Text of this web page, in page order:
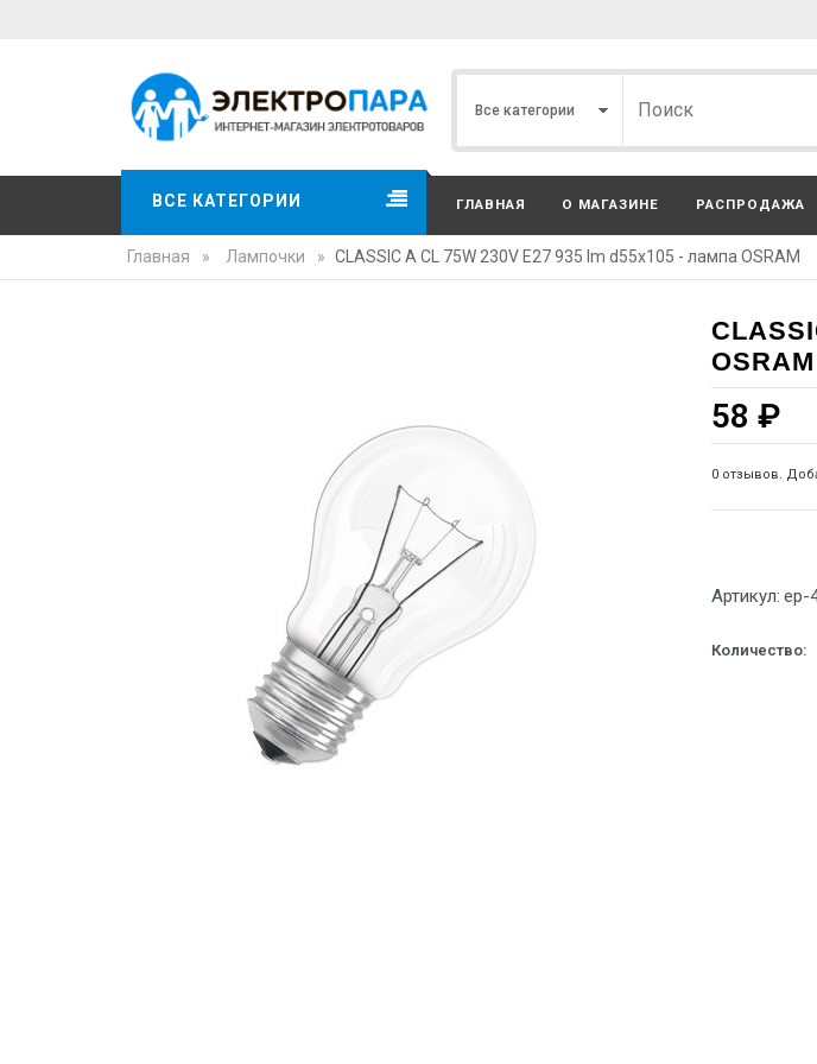
ВСЕ КАТЕГОРИИ ГЛАВНАЯ О МАГАЗИНЕ РАСПРОДАЖА
Главная » Лампочки » CLASSIC A CL 75W 230V E27 935 lm d55x105 - лампа OSRAM
OSRAM
58 ₽
0 отзывов.
Артикул: ep-
Количество: